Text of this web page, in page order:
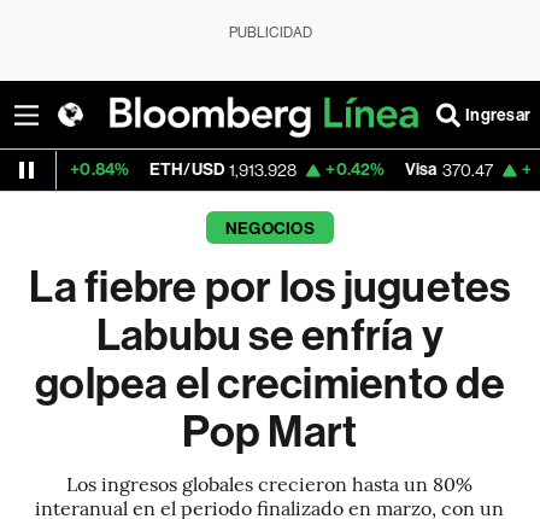
PUBLICIDAD
Ingresar
ETH/USD 1,913.928 +0.42% Visa 370.47 +0.52%
NEGOCIOS
La fiebre por los juguetes
Labubu se enfría y
golpea el crecimiento de
Pop Mart
Los ingresos globales crecieron hasta un 80%
interanual en el periodo finalizado en marzo, con un